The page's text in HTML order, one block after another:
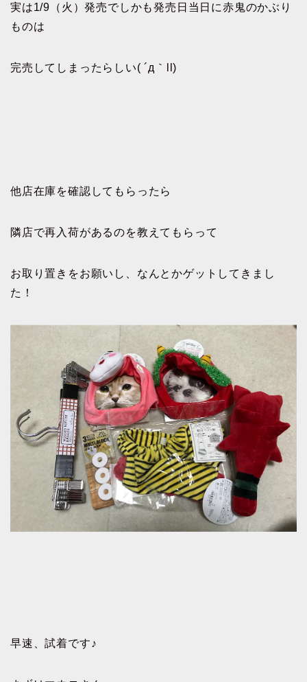
実は1/9（火）発売でしかも発売日当日に赤鬼のかぶり
ものは
完売してしまったらしい( ´д｀ll)
他店在庫を確認してもらったら
隣店で再入荷があるのを教えてもらって
お取り置きをお願いし、なんとかゲットしてきまし
た！
早速、試着です♪